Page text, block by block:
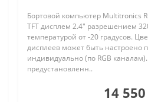
Бортовой компьютер Multitronics
TFT дисплем 2.4" разрешением
температурой от -20 градусов.
дисплеев может быть настроено
индивидуально (по RGB
предустановленн..
14